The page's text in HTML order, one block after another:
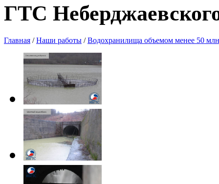
ГТС
Главная / Наши работы / Водохранилища объемом менее 50